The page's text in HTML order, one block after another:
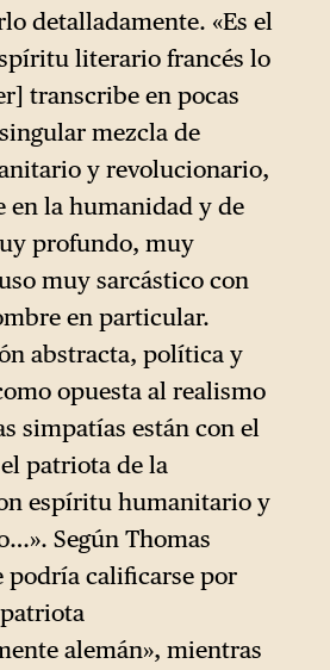
detalladamente. «Es el
literario francés lo
transcribe en pocas
mezcla de
y revolucionario,
en la humanidad y de
profundo, muy
muy sarcástico con
en particular.
abstracta, política y
opuesta al realismo
simpatías están con el
patriota de la
espíritu humanitario y
Según Thomas
podría calificarse por
alemán», mientras